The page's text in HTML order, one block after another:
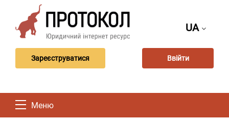
UA
Зареєструватися Ввійти
Меню